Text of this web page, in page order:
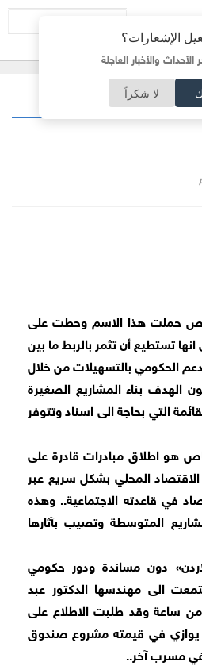
الإشعارات؟
والأخبار العاجلة
لا شكراً
حملت هذا الاسم وحطت على
تستطيع أن تثمر بالربط ما بين
الحكومي بالتسهيلات من خلال
الهدف بناء المشاريع الصغيرة
التي بحاجة الى اسناد وتتوفر
هو اطلاق مبادرات قادرة على
المحلي بشكل سريع عبر
في قاعدته الاجتماعية.. وهذه
المتوسطة وتصيب بآثارها
دون مساندة ودور حكومي
الى مهندسها الدكتور عبد
ساعة وقد طلبت الاطلاع على
يوازي في قيمته مشروع صندوق
في مسرب آخر..